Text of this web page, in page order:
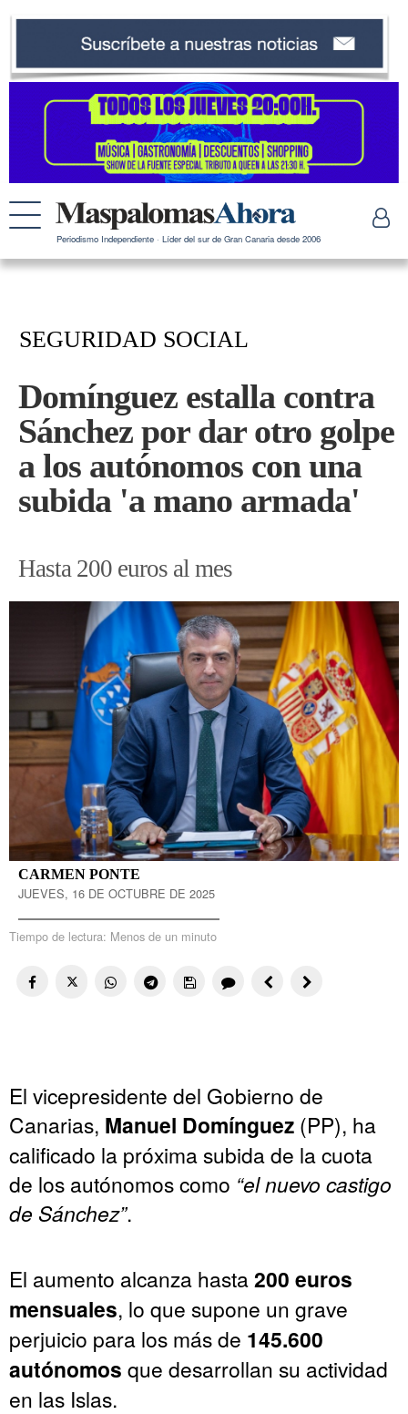
Periodismo Independiente · Líder del sur de Gran Canaria desde 2006
SEGURIDAD SOCIAL
Domínguez estalla contra
Sánchez por dar otro golpe
a los autónomos con una
subida 'a mano armada'
Hasta 200 euros al mes
CARMEN PONTE
JUEVES, 16 DE OCTUBRE DE 2025
Tiempo de lectura: Menos de un minuto
El vicepresidente del Gobierno de
Canarias, Manuel Domínguez (PP), ha
calificado la próxima subida de la cuota
de los autónomos como “el nuevo castigo
de Sánchez”.
El aumento alcanza hasta200 euros
mensuales, lo que supone un grave
perjuicio para los más de 145.600
autónomos que desarrollan su actividad
en las Islas.